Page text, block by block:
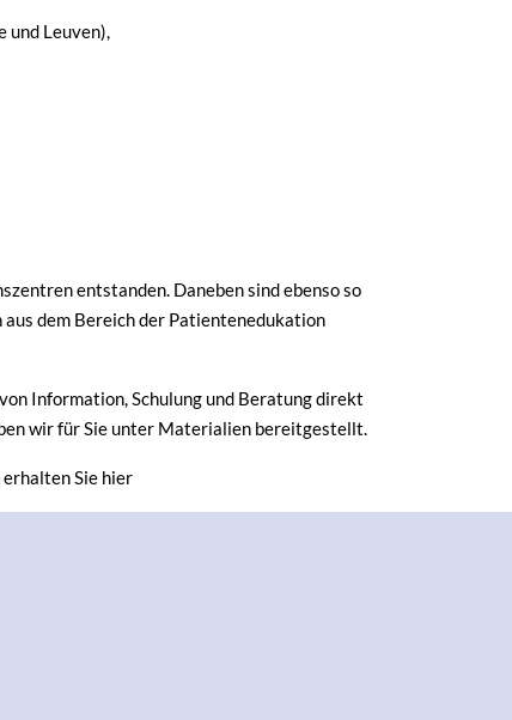
Leuven),
entstanden. Daneben sind ebenso so
dem Bereich der Patientenedukation
Information, Schulung und Beratung direkt
wir für Sie unter Materialien bereitgestellt.
Sie hier